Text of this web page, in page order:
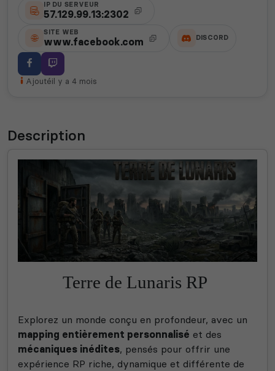
IP DU SERVEUR
57.129.99.13:2302
SITE WEB
www.facebook.com DISCORD
Ajoutéil y a 4 mois
Description
Terre de Lunaris RP
Explorez un monde conçu en profondeur, avec un
mapping entièrement personnalisé et des
mécaniques inédites, pensés pour offrir une
expérience RP riche, dynamique et différente de